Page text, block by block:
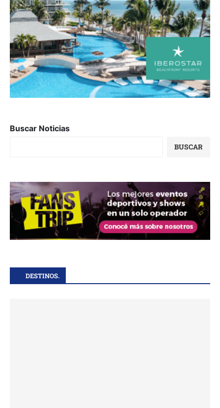
Buscar Noticias
BUSCAR
DESTINOS.